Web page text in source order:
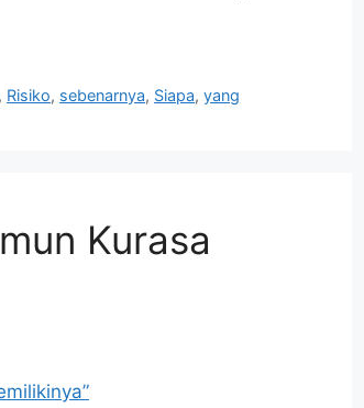
, Risiko, sebenarnya, Siapa,yang
Kurasa